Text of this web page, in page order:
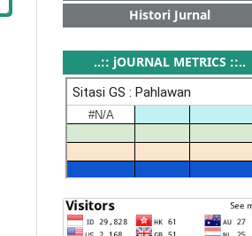
Histori Jurnal
..:: jOURNAL METRICS ::..